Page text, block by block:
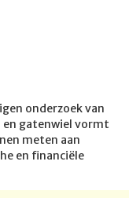
onderzoek van
gatenwiel vormt
meten aan
en financiële